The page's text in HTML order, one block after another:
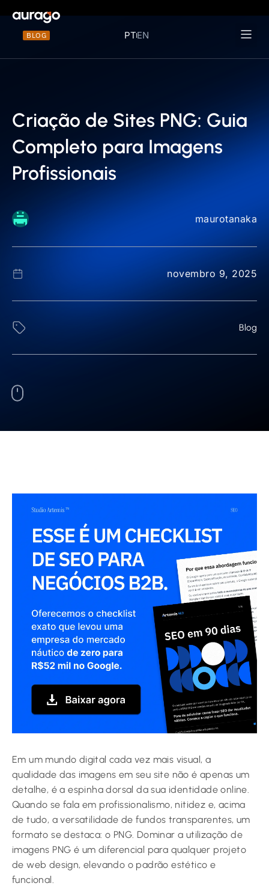
BLOG PTEN
Criação de Sites PNG: Guia
Completo para Imagens
Profissionais
maurotanaka
novembro 9, 2025
Blog
Em um mundo digital cada vez mais visual, a
qualidade das imagens em seu site não é apenas um
detalhe, é a espinha dorsal da sua identidade online.
Quando se fala em profissionalismo, nitidez e, acima
de tudo, a versatilidade de fundos transparentes, um
formato se destaca: o PNG. Dominar a utilização de
imagens PNG é um diferencial para qualquer projeto
de web design, elevando o padrão estético e
funcional.